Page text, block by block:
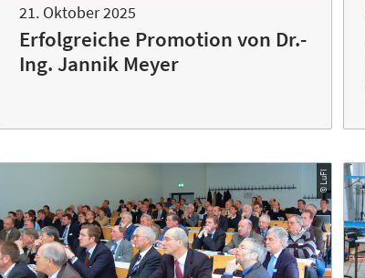
21. Oktober 2025
Erfolgreiche Promotion von Dr.-
Ing. Jannik Meyer
© LuFI